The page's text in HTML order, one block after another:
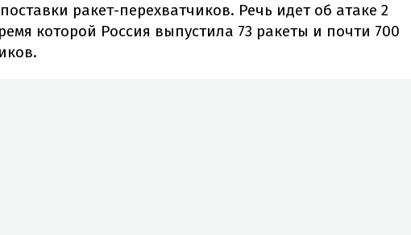
ракет-перехватчиков. Речь идет об атаке 2
которой Россия выпустила 73 ракеты и почти 700